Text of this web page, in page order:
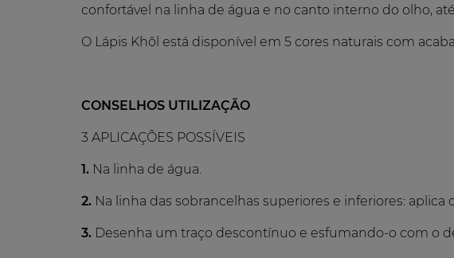
confortável na linha de água e no canto interno do olho,
O Lápis Khôl está disponível em 5 cores naturais com
CONSELHOS UTILIZAÇÃO
3 APLICAÇÕES POSSÍVEIS
1. Na linha de água.
2. Na linha das sobrancelhas superiores e inferiores:
3. Desenha um traço descontínuo e esfumando-o com o